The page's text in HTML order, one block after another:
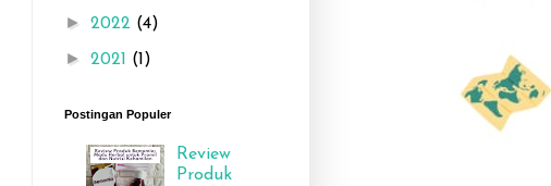
► 2022 (4)
► 2021 (1)
Postingan Populer
Review
Produk